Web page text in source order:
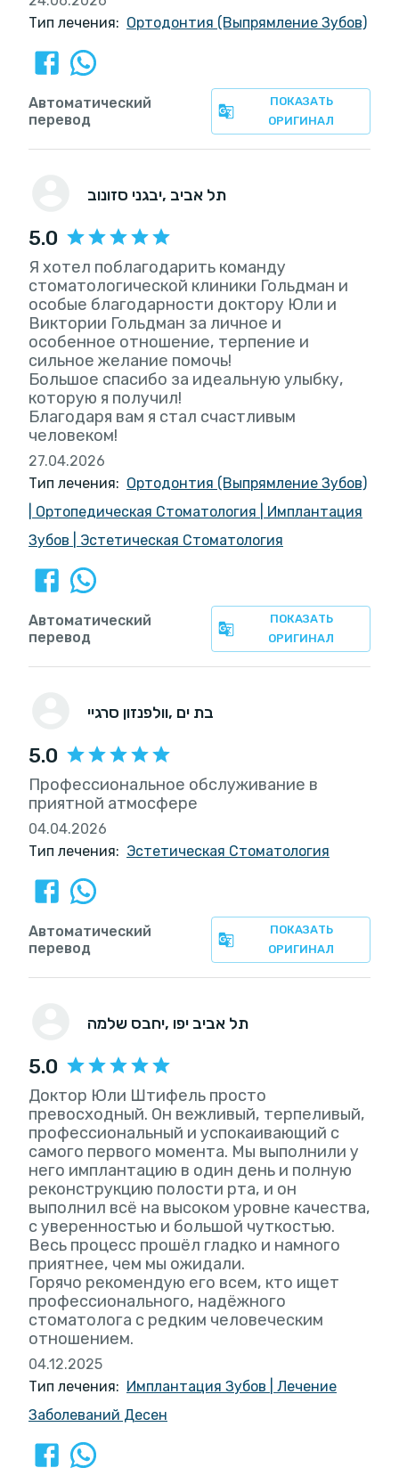
Тип лечения: Ортодонтия (Выпрямление Зубов)
ПОКАЗАТЬ
ОРИГИНАЛ
Автоматический
перевод
יבגני סזונוב , תל אביב
5.0
Я хотел поблагодарить команду
стоматологической клиники Гольдман и
особые благодарности доктору Юли и
Виктории Гольдман за личное и
особенное отношение, терпение и
сильное желание помочь!
Большое спасибо за идеальную улыбку,
которую я получил!
Благодаря вам я стал счастливым
человеком!
27.04.2026
Тип лечения: Ортодонтия (Выпрямление Зубов)
Ортопедическая Стоматология
Имплантация
Зубов
Эстетическая Стоматология
ПОКАЗАТЬ
ОРИГИНАЛ
Автоматический
перевод
וולפנזון סרגיי , בת ים
5.0
Профессиональное обслуживание в
приятной атмосфере
04.04.2026
Тип лечения: Эстетическая Стоматология
ПОКАЗАТЬ
ОРИГИНАЛ
Автоматический
перевод
יחבס שלמה , תל אביב יפו
5.0
Доктор Юли Штифель просто
превосходный. Он вежливый, терпеливый,
профессиональный и успокаивающий с
самого первого момента. Мы выполнили у
него имплантацию в один день и полную
реконструкцию полости рта, и он
выполнил всё на высоком уровне качества,
с уверенностью и большой чуткостью.
Весь процесс прошёл гладко и намного
приятнее, чем мы ожидали.
Горячо рекомендую его всем, кто ищет
профессионального, надёжного
стоматолога с редким человеческим
отношением.
04.12.2025
Тип лечения: Имплантация Зубов
Лечение
Заболеваний Десен